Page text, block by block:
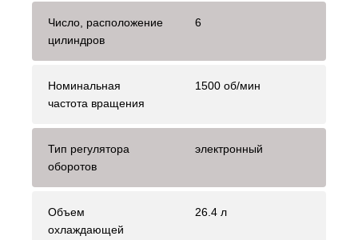
Число, расположение
цилиндров
6
Номинальная
частота вращения
1500 об/мин
Тип регулятора
оборотов
электронный
Объем
охлаждающей
26.4 л